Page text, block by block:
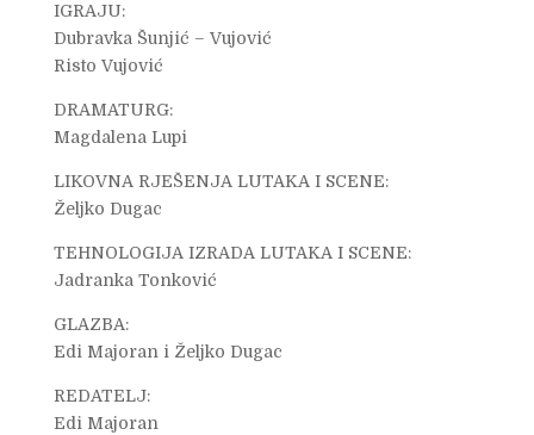
IGRAJU:
Dubravka Šunjić – Vujović
Risto Vujović
DRAMATURG:
Magdalena Lupi
LIKOVNA RJEŠENJA LUTAKA I SCENE:
Željko Dugac
TEHNOLOGIJA IZRADA LUTAKA I SCENE:
Jadranka Tonković
GLAZBA:
Edi Majoran i Željko Dugac
REDATELJ:
Edi Majoran